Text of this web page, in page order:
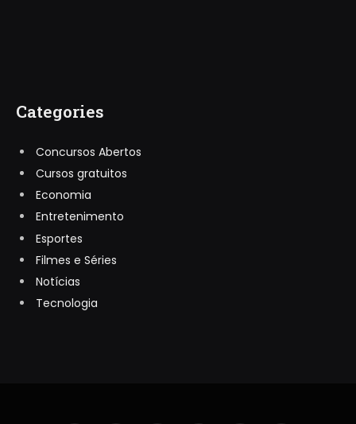
Categories
Concursos Abertos
Cursos gratuitos
Economia
Entretenimento
Esportes
Filmes e Séries
Notícias
Tecnologia